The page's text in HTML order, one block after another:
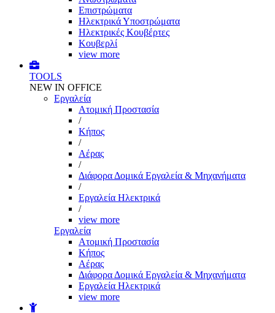
Επιστρώματα
Ηλεκτρικά Υποστρώματα
Ηλεκτρικές Κουβέρτες
Κουβερλί
view more
TOOLS
NEW IN OFFICE
Εργαλεία
Aτομική Προστασία
/
Kήπος
/
Αέρας
/
Διάφορα Δομικά Εργαλεία & Μηχανήματα
/
Εργαλεία Ηλεκτρικά
/
view more
Εργαλεία
Aτομική Προστασία
Kήπος
Αέρας
Διάφορα Δομικά Εργαλεία & Μηχανήματα
Εργαλεία Ηλεκτρικά
view more